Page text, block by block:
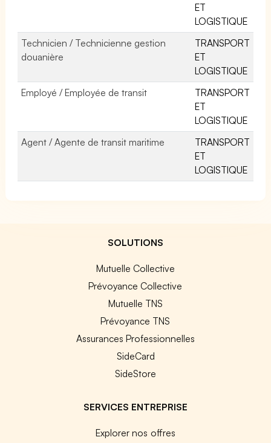
ET
LOGISTIQUE
Technicien / Technicienne gestion
douanière
TRANSPORT
ET
LOGISTIQUE
Employé / Employée de transit
TRANSPORT
ET
LOGISTIQUE
Agent / Agente de transit maritime
TRANSPORT
ET
LOGISTIQUE
SOLUTIONS
Mutuelle Collective
Prévoyance Collective
Mutuelle TNS
Prévoyance TNS
Assurances Professionnelles
SideCard
SideStore
SERVICES ENTREPRISE
Explorer nos offres